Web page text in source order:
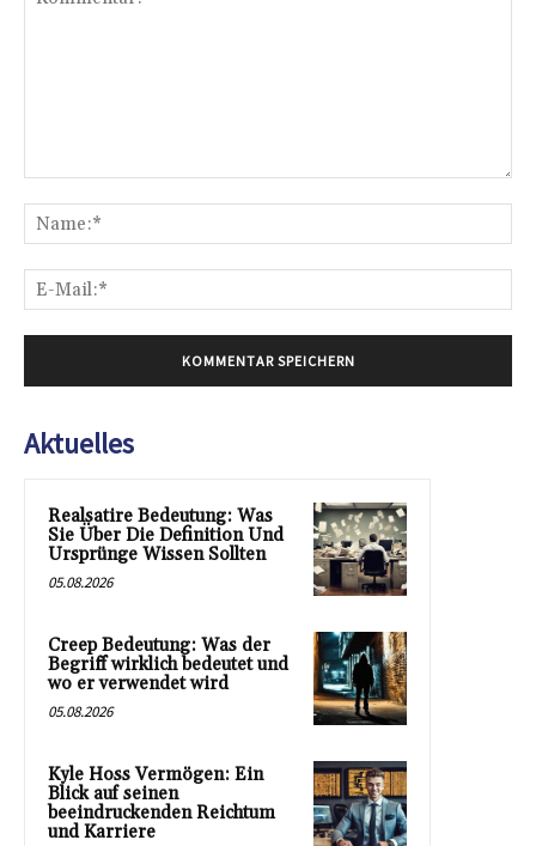
Aktuelles
Realsatire Bedeutung: Was
Sie Über Die Definition Und
Ursprünge Wissen Sollten
05.08.2026
Creep Bedeutung: Was der
Begriff wirklich bedeutet und
wo er verwendet wird
05.08.2026
Kyle Hoss Vermögen: Ein
Blick auf seinen
beeindruckenden Reichtum
und Karriere